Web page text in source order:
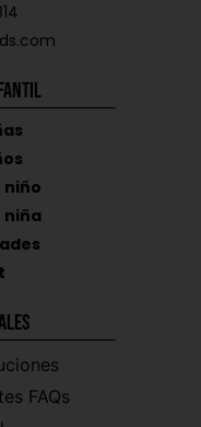
niño
niña
FAQs